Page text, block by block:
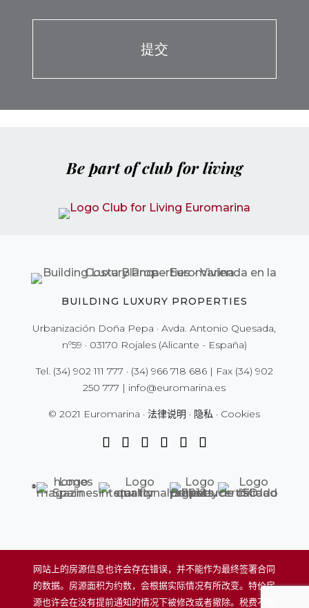
Be part of club for living
BUILDING LUXURY PROPERTIES
Urbanización Doña Pepa · Avda. Antonio Quesada,
nº59 · 03170 Rojales (Alicante - España)
Tel. (34) 902 111 777 · (34) 966 718 686| Fax (34) 902
250 777 | info@euromarina.es
© 2021 Euromarina · 法律说明 · 隐私 · Cookies
网站上的房源信息也许会存在错误，并不能作为最终签署合同
的数据。房源面积为约数，会根据实际情况有所改变。特价房
源也许会在没有提前通知的情况下被修改或者撤除。税费不包